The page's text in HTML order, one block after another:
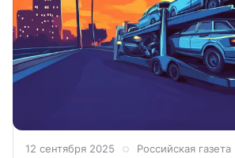
12 сентября 2025 Российская газета